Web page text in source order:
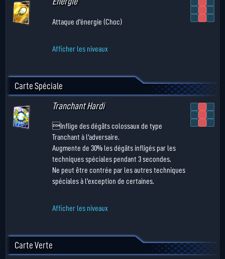
Attaque d'énergie (Choc)
Afficher les niveaux
Carte Spéciale
Tranchant Hardi
Inflige des dégâts colossaux de type
Tranchant à l'adversaire.
Augmente de 30% les dégâts infligés par les
techniques spéciales pendant 3 secondes.
Ne peut être contrée par les autres techniques
spéciales à l'exception de certaines.
Afficher les niveaux
Carte Verte